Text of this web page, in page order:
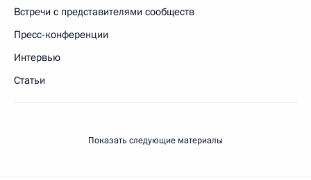
Встречи с представителями сообществ
Пресс-конференции
Интервью
Статьи
Показать следующие материалы